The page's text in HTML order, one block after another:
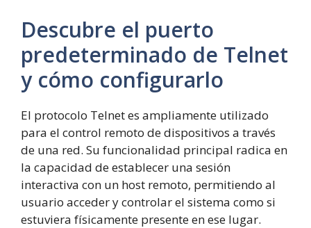
Descubre el puerto
predeterminado de Telnet
y cómo configurarlo
El protocolo Telnet es ampliamente utilizado
para el control remoto de dispositivos a través
de una red. Su funcionalidad principal radica en
la capacidad de establecer una sesión
interactiva con un host remoto, permitiendo al
usuario acceder y controlar el sistema como si
estuviera físicamente presente en ese lugar.